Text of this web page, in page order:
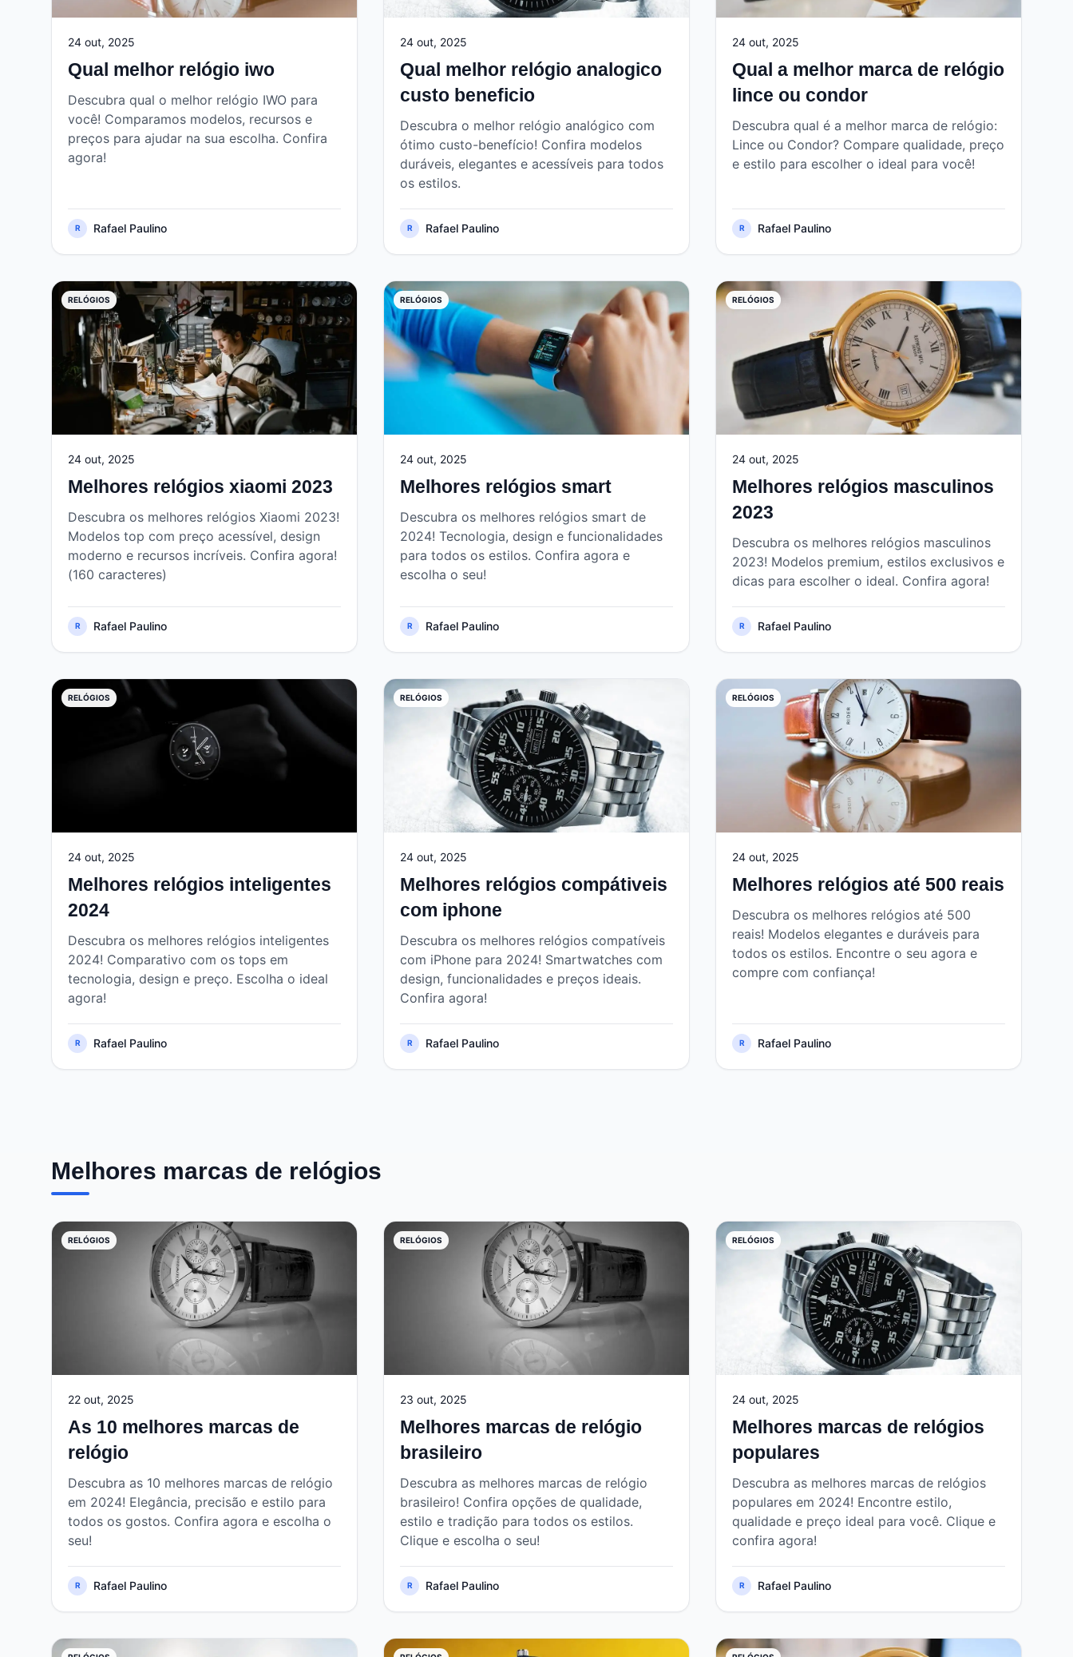
24 out, 2025
Qual melhor relógio iwo
Descubra qual o melhor relógio IWO para
você! Comparamos modelos, recursos e
preços para ajudar na sua escolha. Confira
agora!
R Rafael Paulino
24 out, 2025
Qual melhor relógio analogico
custo beneficio
Descubra o melhor relógio analógico com
ótimo custo-benefício! Confira modelos
duráveis, elegantes e acessíveis para todos
os estilos.
R Rafael Paulino
24 out, 2025
Qual a melhor marca de relógio
lince ou condor
Descubra qual é a melhor marca de relógio:
Lince ou Condor? Compare qualidade, preço
e estilo para escolher o ideal para você!
R Rafael Paulino
RELÓGIOS
24 out, 2025
Melhores relógios xiaomi 2023
Descubra os melhores relógios Xiaomi 2023!
Modelos top com preço acessível, design
moderno e recursos incríveis. Confira agora!
(160 caracteres)
R Rafael Paulino
RELÓGIOS
24 out, 2025
Melhores relógios smart
Descubra os melhores relógios smart de
2024! Tecnologia, design e funcionalidades
para todos os estilos. Confira agora e
escolha o seu!
R Rafael Paulino
RELÓGIOS
24 out, 2025
Melhores relógios masculinos
2023
Descubra os melhores relógios masculinos
2023! Modelos premium, estilos exclusivos e
dicas para escolher o ideal. Confira agora!
R Rafael Paulino
RELÓGIOS
24 out, 2025
Melhores relógios inteligentes
2024
Descubra os melhores relógios inteligentes
2024! Comparativo com os tops em
tecnologia, design e preço. Escolha o ideal
agora!
R Rafael Paulino
RELÓGIOS
24 out, 2025
Melhores relógios compátiveis
com iphone
Descubra os melhores relógios compatíveis
com iPhone para 2024! Smartwatches com
design, funcionalidades e preços ideais.
Confira agora!
R Rafael Paulino
RELÓGIOS
24 out, 2025
Melhores relógios até 500 reais
Descubra os melhores relógios até 500
reais! Modelos elegantes e duráveis para
todos os estilos. Encontre o seu agora e
compre com confiança!
R Rafael Paulino
Melhores marcas de relógios
RELÓGIOS
22 out, 2025
As 10 melhores marcas de
relógio
Descubra as 10 melhores marcas de relógio
em 2024! Elegância, precisão e estilo para
todos os gostos. Confira agora e escolha o
seu!
R Rafael Paulino
RELÓGIOS
23 out, 2025
Melhores marcas de relógio
brasileiro
Descubra as melhores marcas de relógio
brasileiro! Confira opções de qualidade,
estilo e tradição para todos os estilos.
Clique e escolha o seu!
R Rafael Paulino
RELÓGIOS
24 out, 2025
Melhores marcas de relógios
populares
Descubra as melhores marcas de relógios
populares em 2024! Encontre estilo,
qualidade e preço ideal para você. Clique e
confira agora!
R Rafael Paulino